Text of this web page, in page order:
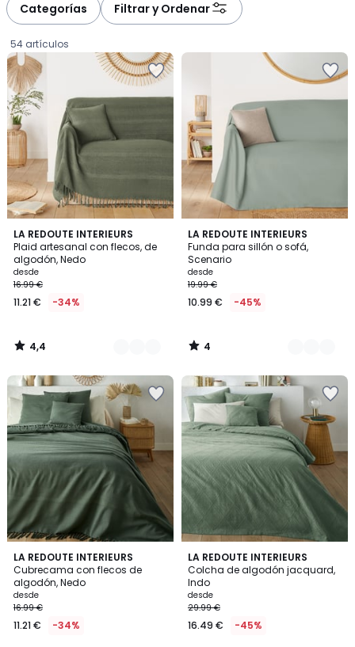
Categorías Filtrar y Ordenar
54 artículos
LA REDOUTE INTERIEURS
Plaid artesanal con flecos, de
algodón, Nedo
Precio
a
partir
11.21
€
lugar
de
16.99
€
34%
descuento
aplicado.
desde
16.99 €
11.21 € -34%
4,4
/ 5
12
Colores
4,4
/
LA REDOUTE INTERIEURS
Funda para sillón o sofá,
Scenario
desde
19.99 €
10.99 € -45%
4
/
5
8
Colores
4
/
LA REDOUTE INTERIEURS
Cubrecama con flecos de
algodón, Nedo
desde
16.99 €
11.21 € -34%
4,4
/ 5
12
Colores
LA REDOUTE INTERIEURS
Colcha de algodón jacquard,
Indo
desde
29.99 €
16.49 € -45%
4,1
/ 5
6
Colores